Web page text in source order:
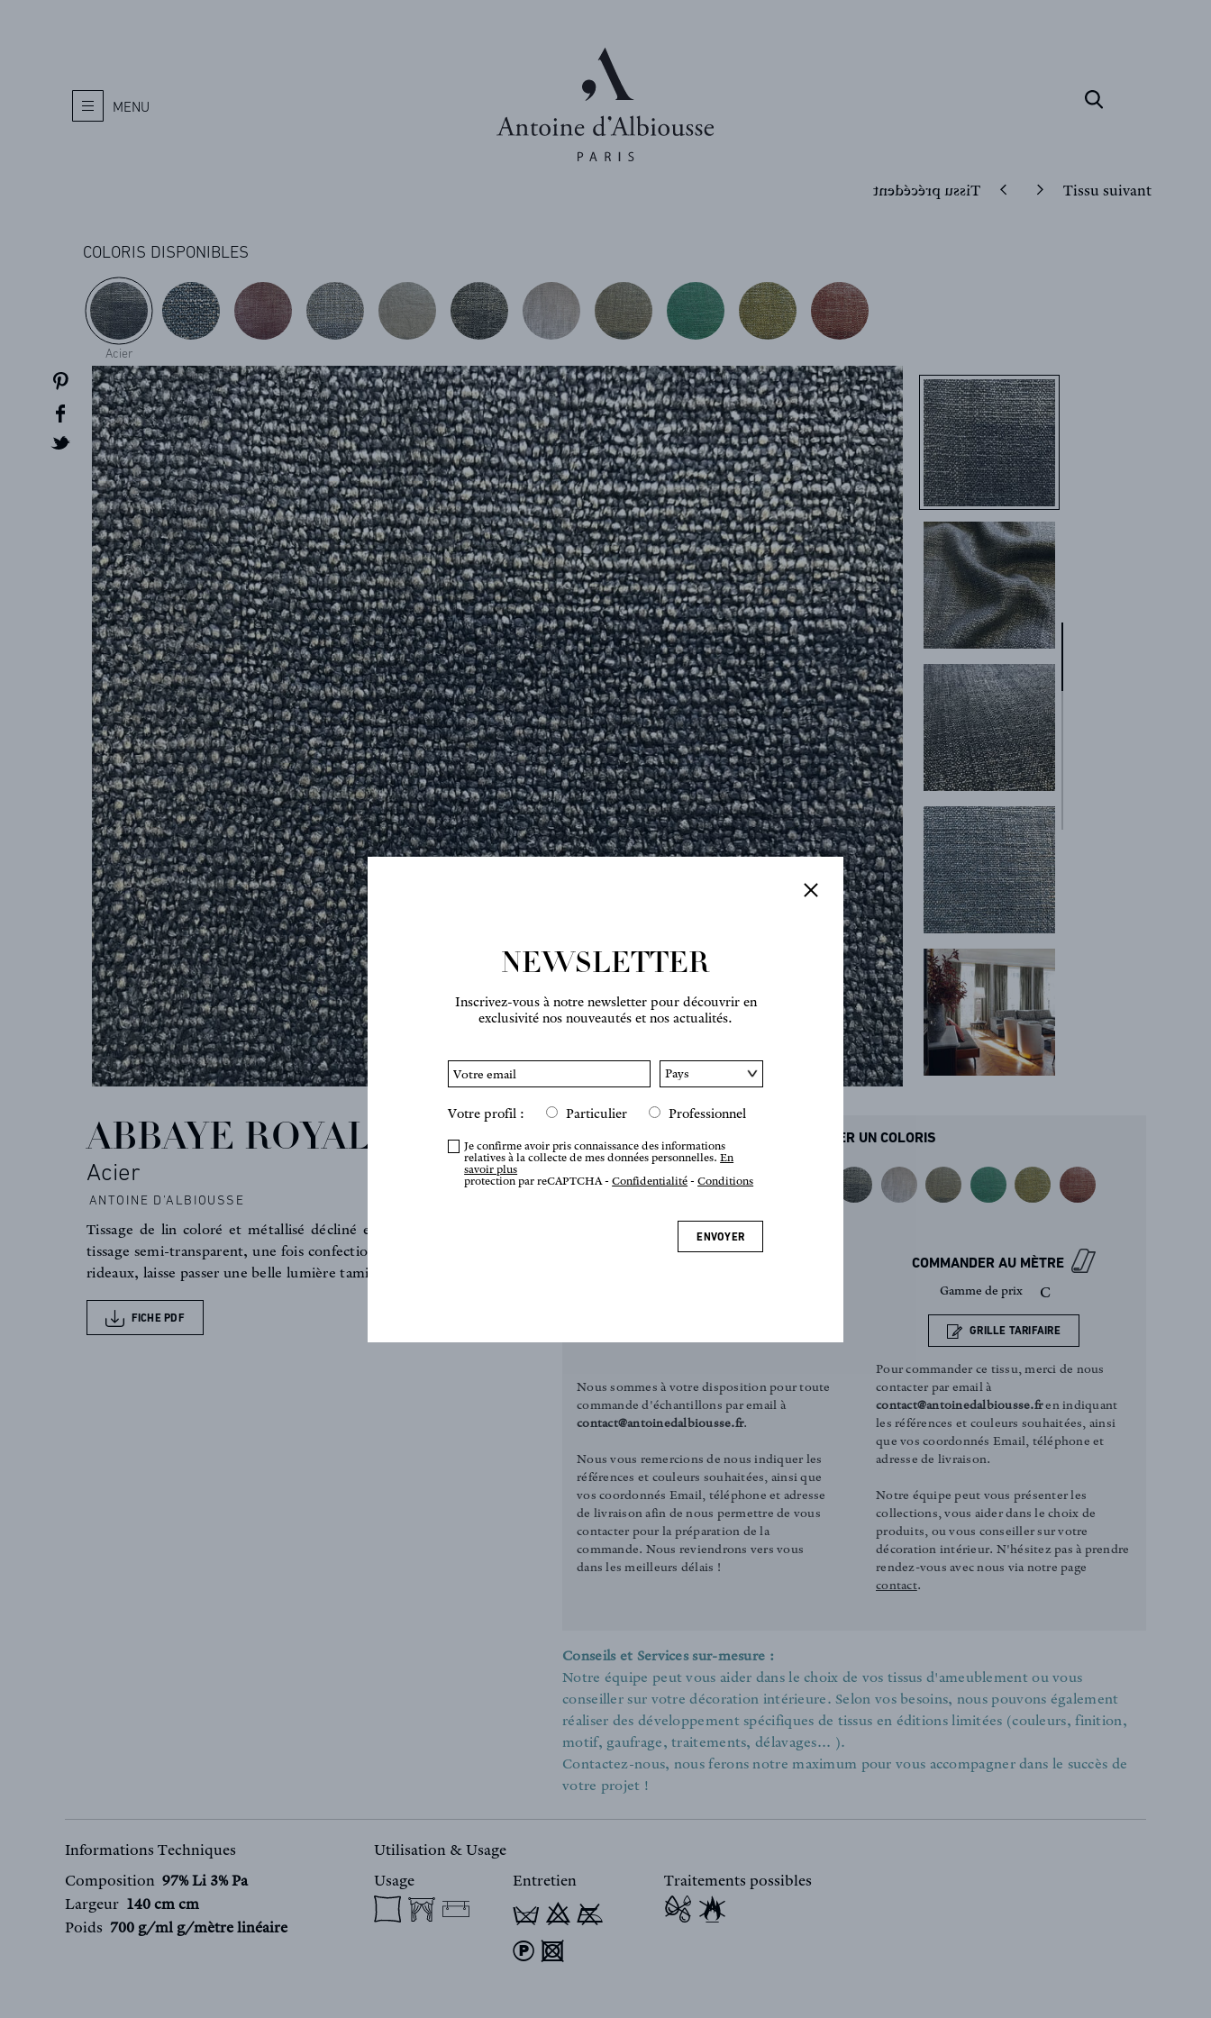
CRÉATEUR
COLLECTIONS
ARCHIVES
CONTACT
ACTUALITES
MENU
COLORIS DISPONIBLES
Acier
Survolez pour zoomer
ABBAYE ROYALE
Acier
ANTOINE D'ALBIOUSSE
Tissage de lin coloré et métallisé décliné en 11 coloris. Ce
tissage semi-transparent, une fois confectionné en stores ou
rideaux, laisse passer une belle lumière tamisée chaleureuse.
FICHE PDF
COMMANDER UN COLORIS
Nous sommes à votre disposition pour toute
commande d'échantillons par email à
contact@antoinedalbiousse.fr.
Nous vous remercions de nous indiquer les
références et couleurs souhaitées, ainsi que
vos coordonnés Email, téléphone et adresse
de livraison afin de nous permettre de vous
contacter pour la préparation de la
commande. Nous reviendrons vers vous
dans les meilleurs délais !
COMMANDER AU MÈTRE
Gamme de prix C
GRILLE TARIFAIRE
Pour commander ce tissu, merci de nous
contacter par email à
contact@antoinedalbiousse.fren indiquant
les références et couleurs souhaitées, ainsi
que vos coordonnés Email, téléphone et
adresse de livraison.
Notre équipe peut vous présenter les
collections, vous aider dans le choix de
produits, ou vous conseiller sur votre
décoration intérieur. N'hésitez pas à prendre
rendez-vous avec nous via notre page
contact.
Conseils et Services sur-mesure :
Notre équipe peut vous aider dans le choix de vos tissus d'ameublement ou vous
conseiller sur votre décoration intérieure. Selon vos besoins, nous pouvons également
réaliser des développement spécifiques de tissus en éditions limitées (couleurs, finition,
motif, gaufrage, traitements, délavages... ).
Contactez-nous, nous ferons notre maximum pour vous accompagner dans le succès de
votre projet !
Informations Techniques
Composition 97% Li 3% Pa
Largeur 140 cm cm
Poids 700 g/ml g/mètre linéaire
Utilisation & Usage
Usage
Entretien
T 9 y
) 4
Traitements possibles
NEWSLETTER
Inscrivez-vous à notre newsletter pour découvrir en
exclusivité nos nouveautés et nos actualités.
Votre profil : Particulier Professionnel
Je confirme avoir pris connaissance des informations
relatives à la collecte de mes données personnelles.En
savoir plus
protection par reCAPTCHA -Confidentialité -Conditions
ENVOYER
Tissu précédent Tissu suivant